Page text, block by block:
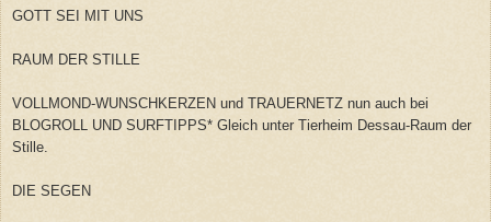
GOTT SEI MIT UNS
RAUM DER STILLE
VOLLMOND-WUNSCHKERZEN und TRAUERNETZ nun auch bei
BLOGROLL UND SURFTIPPS* Gleich unter Tierheim Dessau-Raum der
Stille.
DIE SEGEN